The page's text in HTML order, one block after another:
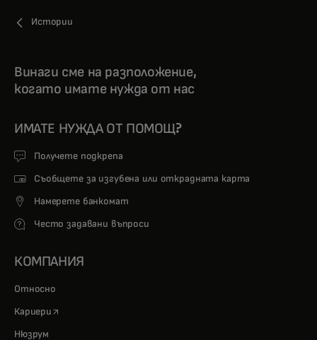
Истории
Винаги сме на разположение,
когато имате нужда от нас
ИМАТЕ НУЖДА ОТ ПОМОЩ?
Получете подкрепа
Съобщете за изгубена или открадната карта
Намерете банкомат
Често задавани въпроси
КОМПАНИЯ
Относно
Кариери opens in a new tab
Нюзрум